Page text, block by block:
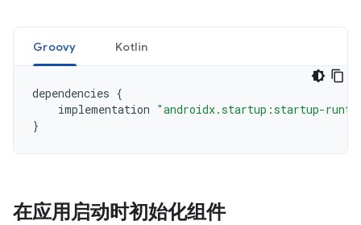
Groovy Kotlin
dependencies {
implementation "androidx.startup:startup-
}
在应用启动时初始化组件